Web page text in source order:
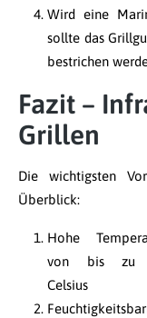
Wird eine
sollte das
bestrichen
Fazit –
Grillen
Die wichtigsten
Überblick:
Hohe
von bis zu
Celsius